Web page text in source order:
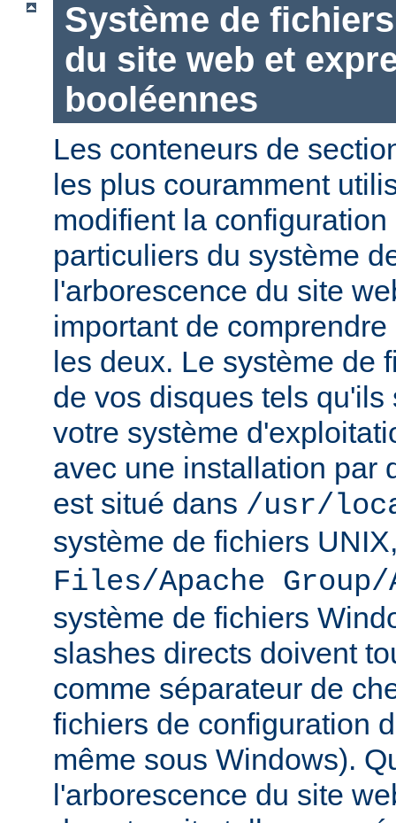
Système de
du site web et
booléennes
Les conteneurs de
les plus couramment
modifient la
particuliers du système
l'arborescence du site
important de
les deux. Le système de
de vos disques tels qu'ils
votre système
avec une installation par
est situé dans /usr/
système de fichiers
Files/Apache Group/
système de fichiers
slashes directs doivent
comme séparateur de
fichiers de configuration
même sous Windows).
l'arborescence du site